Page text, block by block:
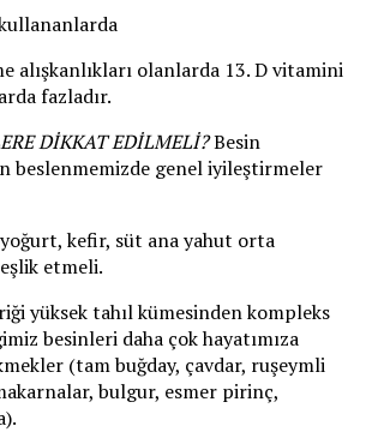
alışkanlıkları olanlarda 13. D vitamini
fazladır.
DİKKAT EDİLMELİ?Besin
beslenmemizde genel iyileştirmeler
kefir, süt ana yahut orta
etmeli.
yüksek tahıl kümesinden kompleks
besinleri daha çok hayatımıza
(tam buğday, çavdar, ruşeymli
bulgur, esmer pirinç,